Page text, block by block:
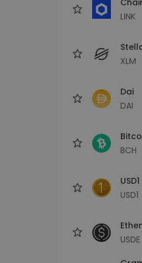
LINK
XLM
Dai
DAI
BCH
USD1
USD1
USDE